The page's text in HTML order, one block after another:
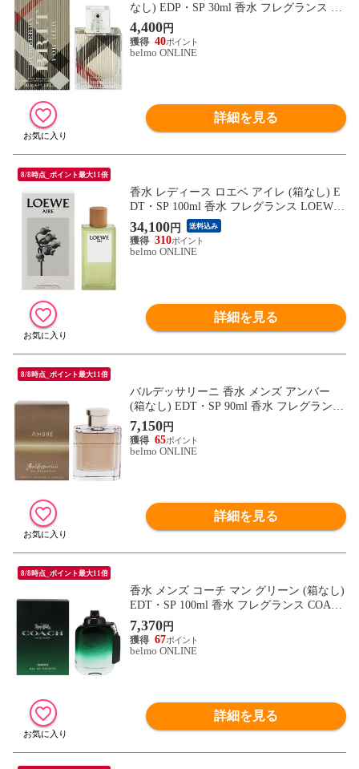
なし) EDP・SP 30ml 香水 フレグランス BR
IT BURBERRY 新品 未使用
4,400円
40
belmo ONLINE
詳細を見る
8/8時点_ポイント最大11倍
香水 レディース ロエベ アイレ (箱なし) E
DT・SP 100ml 香水 フレグランス LOEWE
AIRE 新品 未使用
34,100円 送料込み
310
belmo ONLINE
詳細を見る
8/8時点_ポイント最大11倍
バルデッサリーニ 香水 メンズ アンバー
(箱なし) EDT・SP 90ml 香水 フレグランス
AMBRE BALDESSARINI 新品 未使用
7,150円
65
belmo ONLINE
詳細を見る
8/8時点_ポイント最大11倍
香水 メンズ コーチ マン グリーン (箱なし)
EDT・SP 100ml 香水 フレグランス COACH
GREEN 新品 未使用
7,370円
67
belmo ONLINE
詳細を見る